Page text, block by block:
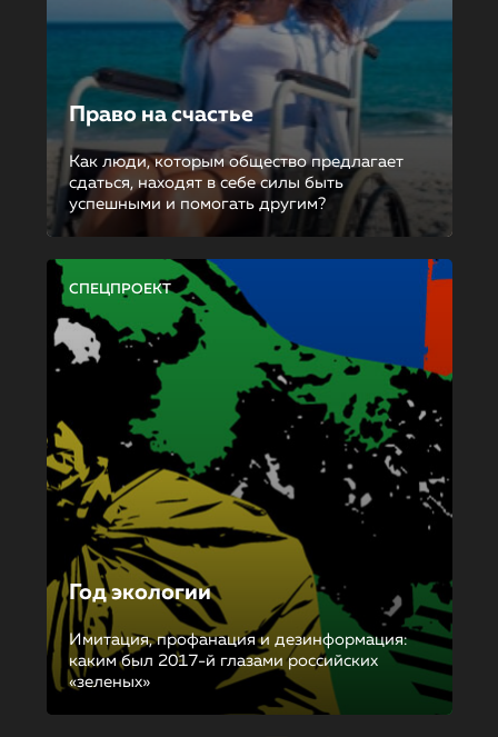
Право на счастье
Как люди, которым общество предлагает
сдаться, находят в себе силы быть
успешными и помогать другим?
СПЕЦПРОЕКТ
Год экологии
Имитация, профанация и дезинформация:
каким был 2017-й глазами российских
«зеленых»